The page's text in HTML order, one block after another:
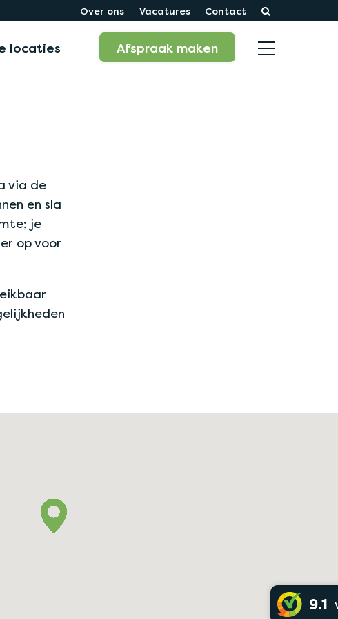
Over ons Vacatures Contact
locaties Afspraak maken
via de
en sla
je
op voor
9.1